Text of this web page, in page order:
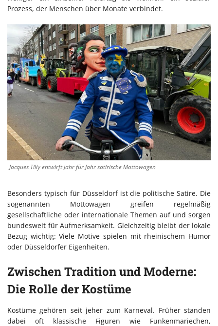
Prozess, der Menschen über Monate verbindet.
Jacques Tilly entwirft Jahr für Jahr satirische Mottowagen
Besonders typisch für Düsseldorf ist die politische Satire. Die
sogenannten Mottowagen greifen regelmäßig
gesellschaftliche oder internationale Themen auf und sorgen
bundesweit für Aufmerksamkeit. Gleichzeitig bleibt der lokale
Bezug wichtig: Viele Motive spielen mit rheinischem Humor
oder Düsseldorfer Eigenheiten.
Zwischen Tradition und Moderne:
Die Rolle der Kostüme
Kostüme gehören seit jeher zum Karneval. Früher standen
dabei oft klassische Figuren wie Funkenmariechen,